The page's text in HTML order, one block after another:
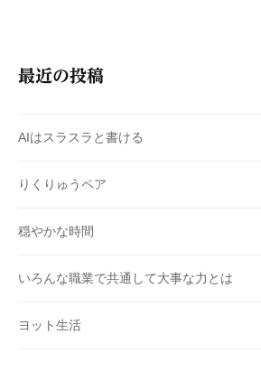
最近の投稿
AIはスラスラと書ける
りくりゅうペア
穏やかな時間
いろんな職業で共通して大事な力とは
ヨット生活